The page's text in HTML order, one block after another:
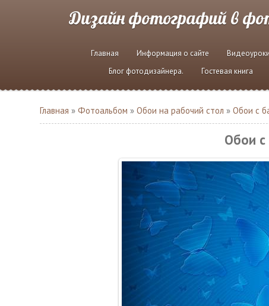
Дизайн фотографий в
Главная Информация о сайте Видеоуроки
Блог фотодизайнера.
Гостевая книга
Главная »Фотоальбом »Обои на рабочий стол »Обои с
Обои с